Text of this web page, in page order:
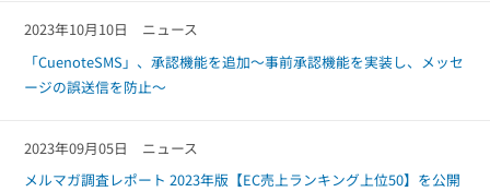
2023年10月10日
ニュース
「CuenoteSMS」、承認機能を追加～事前承認機能を実装し、メッセ
ージの誤送信を防止～
2023年09月05日
ニュース
メルマガ調査レポート 2023年版【EC売上ランキング上位50】を公開